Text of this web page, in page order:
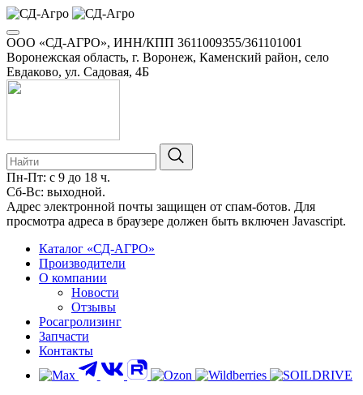
ООО «СД-АГРО», ИНН/КПП 3611009355/361101001
Воронежская область, г. Воронеж, Каменский район, село
Евдаково, ул. Садовая, 4Б
Пн-Пт: с 9 до 18 ч.
Сб-Вс: выходной.
Адрес электронной почты защищен от спам-ботов. Для
просмотра адреса в браузере должен быть включен Javascript.
Каталог «СД-АГРО»
Производители
О компании
Новости
Отзывы
Росагролизинг
Запчасти
Контакты